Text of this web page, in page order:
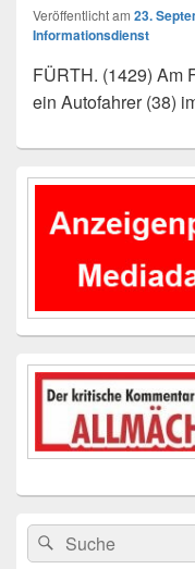
Veröffentlicht am 23.
Informationsdienst
FÜRTH. (1429) Am
ein Autofahrer (38)
Primärer
Widgetbereich
Suchen
nach:
Suchen